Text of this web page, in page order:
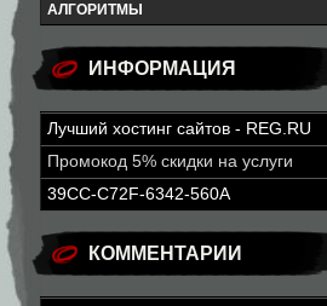
АЛГОРИТМЫ
ИНФОРМАЦИЯ
Лучший хостинг сайтов - REG.RU
Промокод 5% скидки на услуги
39CC-C72F-6342-560A
КОММЕНТАРИИ